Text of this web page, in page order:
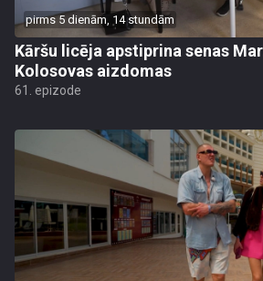
pirms 5 dienām, 14 stundām
Kāršu licēja apstiprina senas
Kolosovas aizdomas
61. epizode